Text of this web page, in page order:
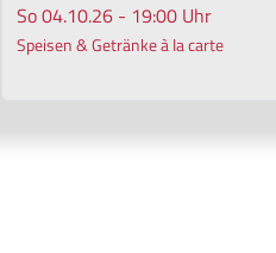
So 04.10.26 - 19:00 Uhr
Speisen & Getränke à la carte